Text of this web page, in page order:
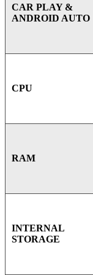
CAR PLAY &
ANDROID AUTO
CPU
RAM
INTERNAL
STORAGE